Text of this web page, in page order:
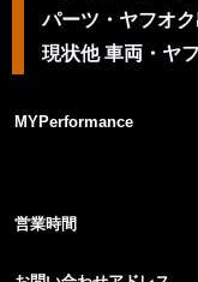
パーツ・ヤフオ
現状他 車両・ヤ
MYPerformance
営業時間